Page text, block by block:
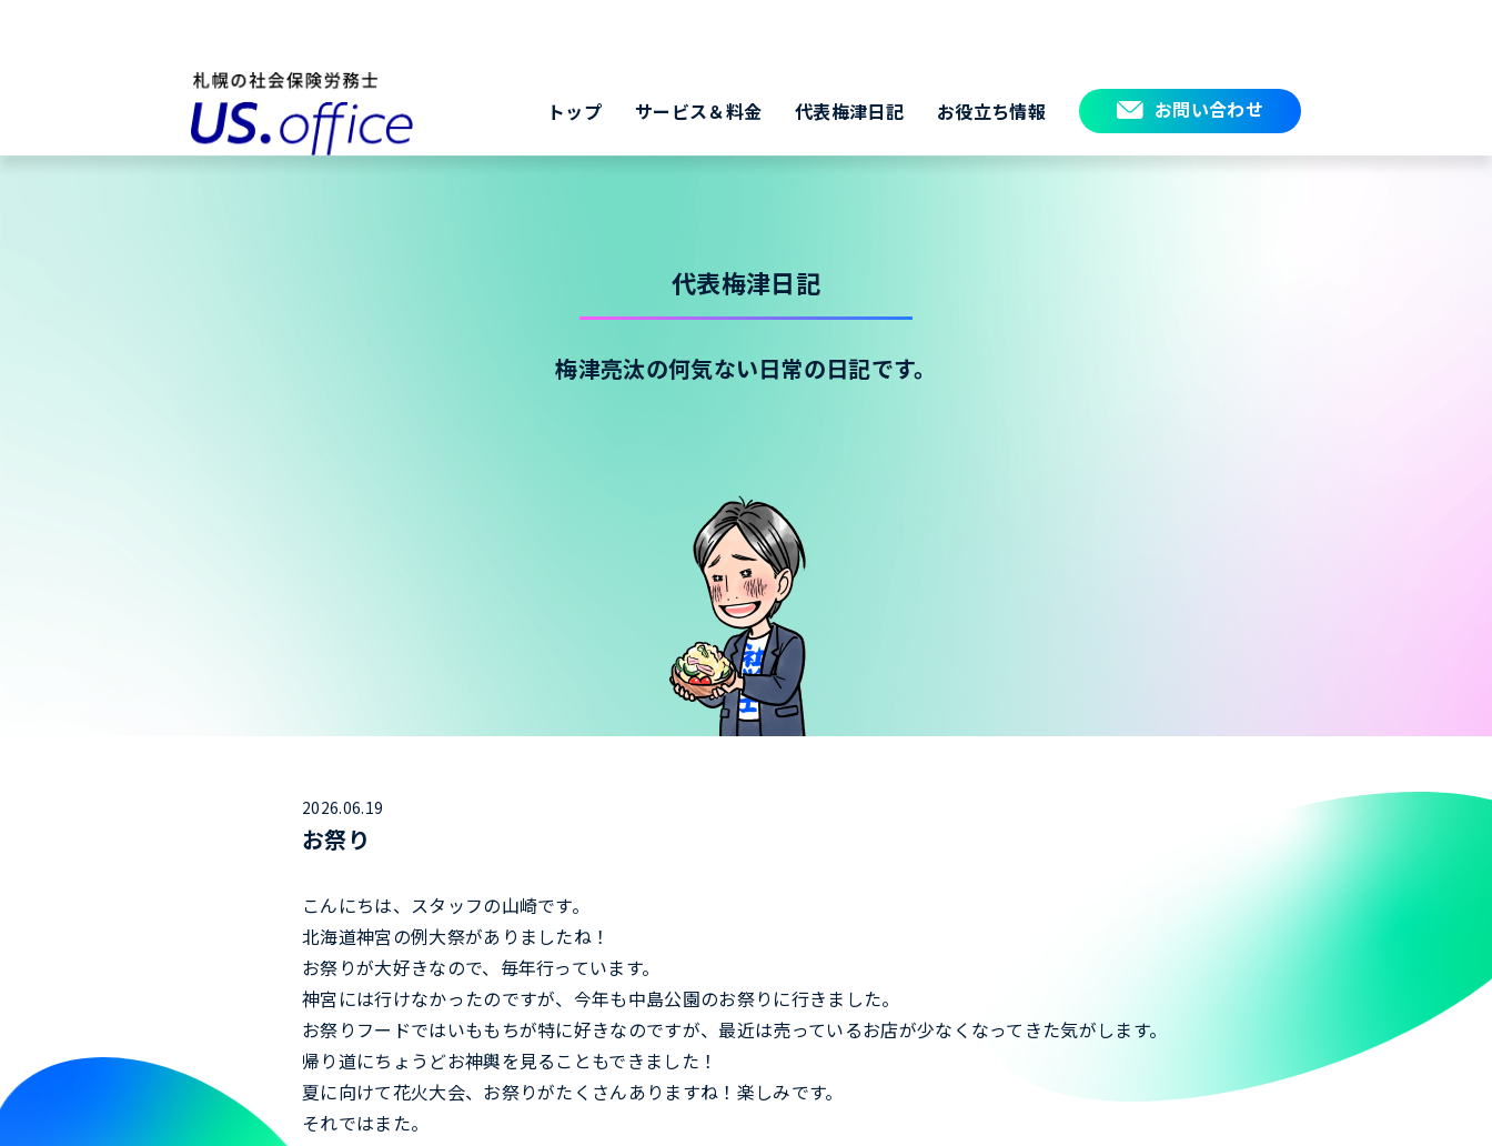
トップ サービス＆料金 代表梅津日記 お役立ち情報 お問い合わせ
代表梅津日記
梅津亮汰の何気ない日常の日記です。
2026.06.19
お祭り
こんにちは、スタッフの山崎です。
北海道神宮の例大祭がありましたね！
お祭りが大好きなので、毎年行っています。
神宮には行けなかったのですが、今年も中島公園のお祭りに行きました。
お祭りフードではいももちが特に好きなのですが、最近は売っているお店が少なくなってきた気がします。
帰り道にちょうどお神輿を見ることもできました！
夏に向けて花火大会、お祭りがたくさんありますね！楽しみです。
それではまた。